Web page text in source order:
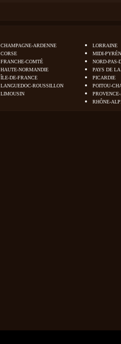
CHAMPAGNE-ARDENNE
CORSE
FRANCHE-COMTÉ
HAUTE-NORMANDIE
ÎLE-DE-FRANCE
LANGUEDOC-ROUSSILLON
LIMOUSIN
LORRAINE
MIDI-
NORD-PAS-
PAYS DE
PICARDIE
POITOU-
RHÔNE-